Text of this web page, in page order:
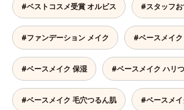
#ベストコスメ受賞 オルビス #スタッフ
#ファンデーション メイク #ベースメイ
#ベースメイク 保湿 #ベースメイク ハリ
#ベースメイク 毛穴つるん肌 #ベースメ